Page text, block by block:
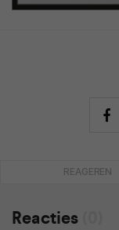
REAGEREN
Reacties